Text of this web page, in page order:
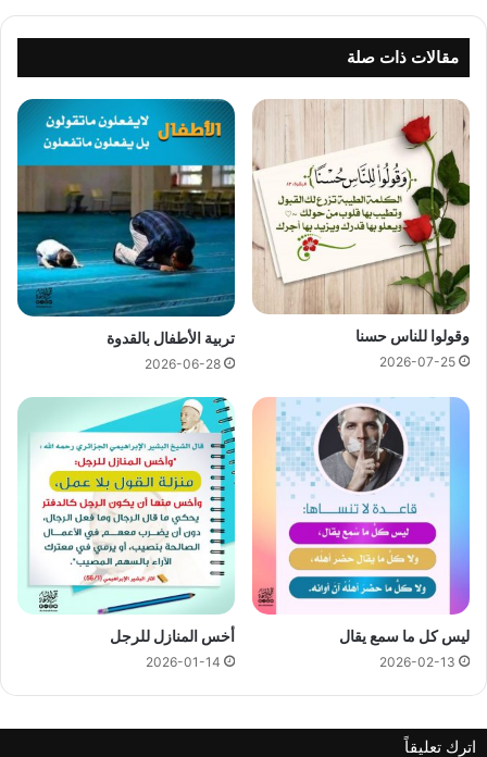
مقالات ذات صلة
وقولوا للناس حسنا
2026-07-25
تربية الأطفال بالقدوة
2026-06-28
ليس كل ما سمع يقال
2026-02-13
أخس المنازل للرجل
2026-01-14
اترك تعليقاً